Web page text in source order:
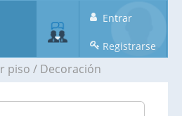
Entrar
Registrarse
piso / Decoración